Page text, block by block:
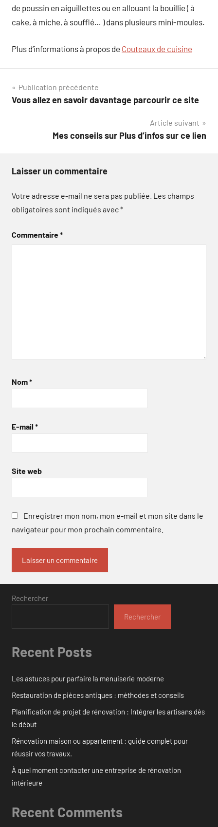
de poussin en aiguillettes ou en allouant la bouillie ( à
cake, à miche, à soufflé… ) dans plusieurs mini-moules.
Plus d’informations à propos de Couteaux de cuisine
Navigation
de
Publication précédente
Vous allez en savoir davantage parcourir ce site
Article suivant
Mes conseils sur Plus d’infos sur ce lien
Laisser un commentaire
Votre adresse e-mail ne sera pas publiée. Les champs
obligatoires sont indiqués avec*
Commentaire*
Nom*
E-mail *
Site web
Enregistrer mon nom, mon e-mail et mon site dans le
navigateur pour mon prochain commentaire.
Rechercher
Rechercher
Recent Posts
Les astuces pour parfaire la menuiserie moderne
Restauration de pièces antiques : méthodes et conseils
Planification de projet de rénovation : Intégrer les artisans dès
le début
Rénovation maison ou appartement : guide complet pour
réussir vos travaux.
À quel moment contacter une entreprise de rénovation
intérieure
Recent Comments